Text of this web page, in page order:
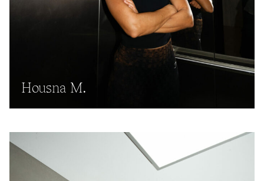
Housna M.